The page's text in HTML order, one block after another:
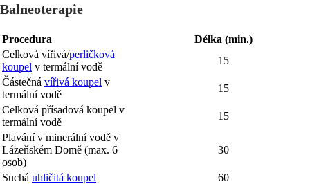
Balneoterapie
Procedura
Délka (min.)
Celková vířivá/perličková
koupel v termální vodě
15
Částečná vířivá koupel v
termální vodě
15
Celková přísadová koupel v
termální vodě
15
Plavání v minerální vodě v
Lázeňském Domě (max. 6
osob)
30
Suchá uhličitá koupel
60